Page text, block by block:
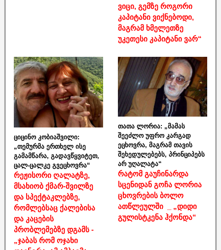
ვიცი, გემზე როგორი
კაპიტანი ვიქნებოდი,
მაგრამ ხმელეთზე
უკეთესი კაპიტანი ვარ“
ციცინო კობიაშვილი:
„თემურმა ერთხელ ისე
გამამწარა, გადავწყვიტეთ,
ცალ-ცალკე გვეცხოვრა“
რეჟისორი ღალატზე,
მსახიობ ქმარ-შვილზე
და სპექტაკლებზე,
რომლებსაც ქალებისა
და კაცების
პრობლემებზე დგამს -
„ჯაბას რომ ოჯახი
თათა ლორია: „მამას
შეეძლო უფრო კარგად
ეცხოვრა, მაგრამ თავის
შეხედულებებს, პრინციპებს
არ უღალატა“
რატომ გაუჩინარდა
სცენიდან გოჩა ლორია
ცხოვრების ბოლო
ათწლეულში _ „დიდი
გულისტკენა ჰქონდა“